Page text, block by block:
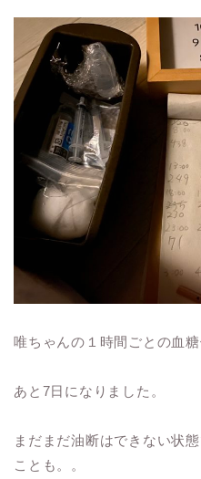
唯ちゃんの１時間ごとの血
あと7日になりました。
まだまだ油断はできない状
ことも。。